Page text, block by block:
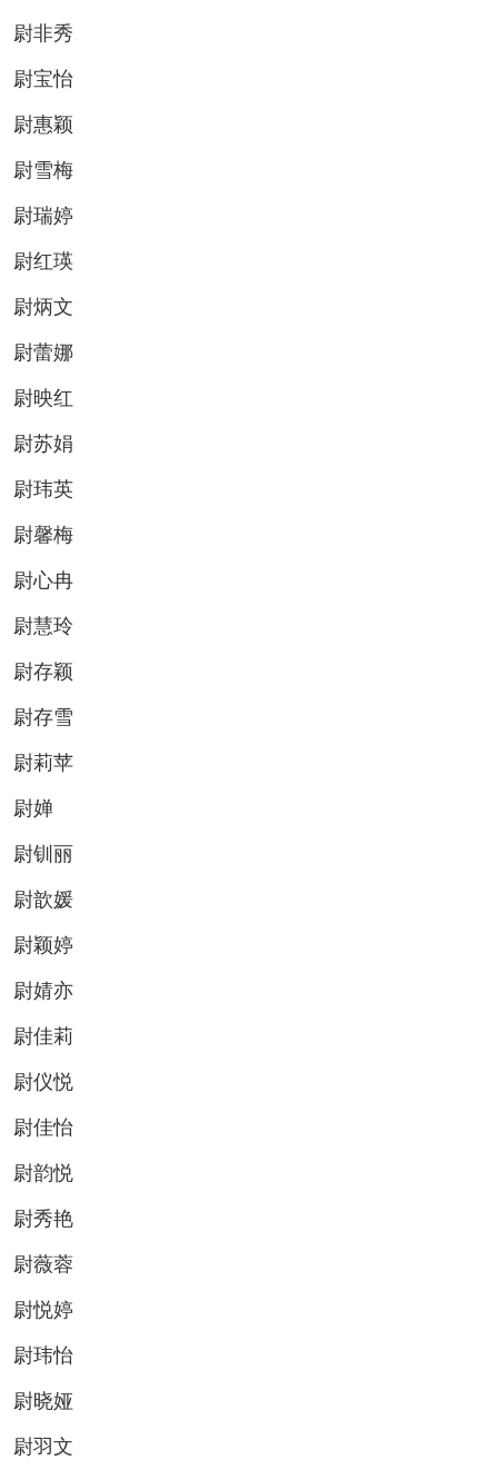
尉非秀
尉宝怡
尉惠颖
尉雪梅
尉瑞婷
尉红瑛
尉炳文
尉蕾娜
尉映红
尉苏娟
尉玮英
尉馨梅
尉心冉
尉慧玲
尉存颖
尉存雪
尉莉苹
尉婵
尉钏丽
尉歆媛
尉颖婷
尉婧亦
尉佳莉
尉仪悦
尉佳怡
尉韵悦
尉秀艳
尉薇蓉
尉悦婷
尉玮怡
尉晓娅
尉羽文